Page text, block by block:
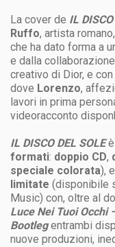
La cover de IL
Ruffo, artista
che ha dato forma a
e dalla
creativo di Dior, e
dove Lorenzo,
lavori in prima
videoracconto
IL DISCO DEL SOLE è
formati: doppio CD,
speciale colorata), e
limitate (disponibile
Music) con, oltre al
Luce Nei Tuoi Occhi
Bootleg entrambi
nuove produzioni,